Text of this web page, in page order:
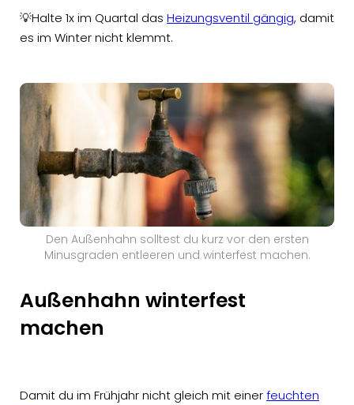
💡Halte 1x im Quartal das Heizungsventil gängig, damit
es im Winter nicht klemmt.
Den Außenhahn solltest du kurz vor den ersten
Minusgraden entleeren und winterfest machen.
Außenhahn winterfest
machen
Damit du im Frühjahr nicht gleich mit einerfeuchten